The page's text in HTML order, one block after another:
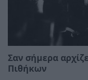
Σαν σήμερα
Πιθήκων